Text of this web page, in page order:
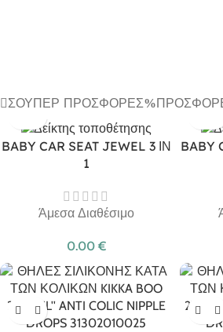
ΣΟΎΠΕΡ ΠΡΟΣΦΟΡΈΣ
BABY CAR SEAT JEWEL 3 ΙΝ
1
Άμεσα Διαθέσιμο
0.00 €
BABY